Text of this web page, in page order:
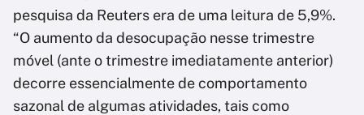
pesquisa da Reuters era de uma leitura de 5,9%.
“O aumento da desocupação nesse trimestre
móvel (ante o trimestre imediatamente anterior)
decorre essencialmente de comportamento
sazonal de algumas atividades, tais como